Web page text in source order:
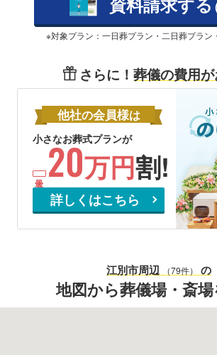
※対象プラン：一日葬プラン・二日葬プラン
さらに！葬儀の費用
他社の会員様は
小さなお葬式プランが
20万円割!
詳しくはこちら
江別市周辺 （79件） の
地図から葬儀場・斎